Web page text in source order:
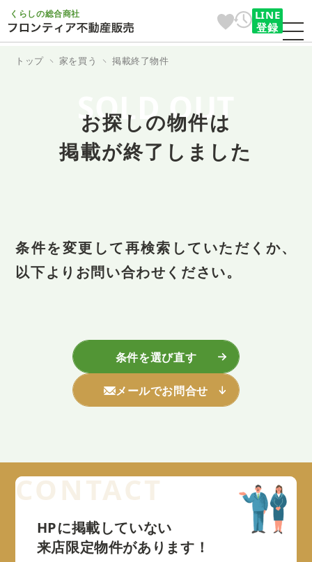
くらしの総合商社
LINE
登録
トップ 家を買う 掲載終了物件
SOLD OUT
お探しの物件は
掲載が終了しました
条件を変更して再検索していただくか、
以下よりお問い合わせください。
条件を選び直す
メールでお問合せ
HPに掲載していない
来店限定物件があります！